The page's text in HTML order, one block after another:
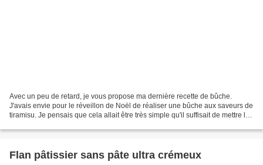
Avec un peu de retard, je vous propose ma dernière recette de bûche.
J'avais envie pour le réveillon de Noël de réaliser une bûche aux saveurs de
tiramisu. Je pensais que cela allait être très simple qu'il suffisait de mettre les
Flan pâtissier sans pâte ultra crémeux